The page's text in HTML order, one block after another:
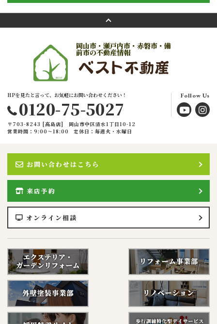
岡山市・瀬戸内市・赤磐市・備
前市の不動産情報
HPを見たと言って、お気軽にお問い合わせください！
0120-75-5027
Follow Us
〒703-8243 [高島店] 岡山市中区清水1丁目10-12
営業時間：9:00〜18:00
定休日：毎週火・水曜日
お問い合わせはこちら
来店予約
オンライン相談